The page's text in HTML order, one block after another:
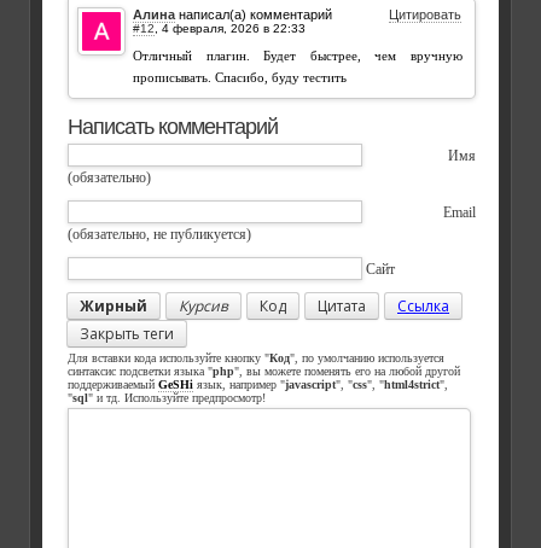
Алинанаписал(а) комментарий Цитировать
#12,
Отличный плагин. Будет быстрее, чем вручную
прописывать. Спасибо, буду тестить
Написать комментарий
Имя
(обязательно)
Email
(обязательно, не публикуется)
Сайт
Жирный Курсив Код Цитата
Ссылка
Закрыть теги
Для вставки кода используйте кнопку "Код", по умолчанию используется
синтаксис подсветки языка "php", вы можете поменять его на любой другой
поддерживаемый GeSHi язык, например "javascript", "css", "html4strict",
"sql" и тд. Используйте предпросмотр!